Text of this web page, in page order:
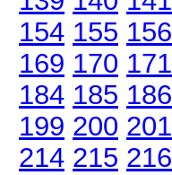
154 155 156
169 170 171
184 185 186
199 200 201
214 215 216